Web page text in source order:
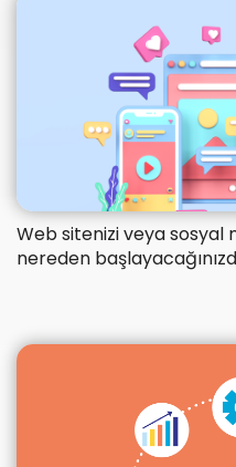
Web sitenizi veya sosyal
nereden